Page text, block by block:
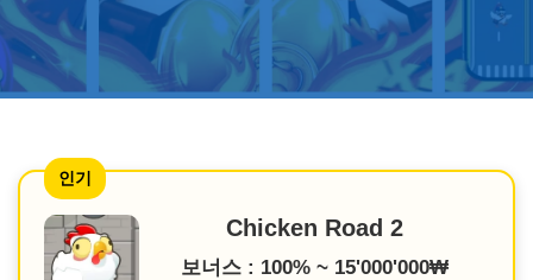
기
인기
Chicken Road 2
보너스 : 100% ~ 15'000'000₩